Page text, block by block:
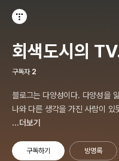
회색도시의
구독자 2
블로그는 다양성이다. 다양성을
나와 다른 생각을 가진 사람이 있
람도 있다. 그것이 진리가 아닐까
...더보기
구독하기 방명록